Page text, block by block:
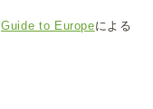
Guide to Europeによる